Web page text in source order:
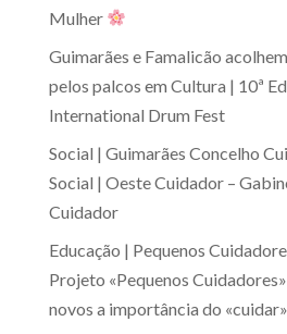
Mulher
Guimarães e Famalicão
pelos palcos em Cultura | 10ª
International Drum Fest
Social | Guimarães Concelho
Social | Oeste Cuidador –
Cuidador
Educação | Pequenos
Projeto «Pequenos
novos a importância do «cuidar»